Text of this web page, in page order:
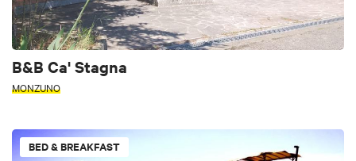
B&B Ca' Stagna
MONZUNO
BED & BREAKFAST